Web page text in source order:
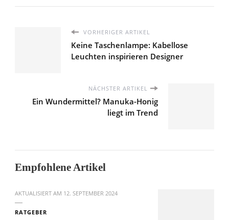
VORHERIGER ARTIKEL
Keine Taschenlampe: Kabellose
Leuchten inspirieren Designer
NÄCHSTER ARTIKEL
Ein Wundermittel? Manuka-Honig
liegt im Trend
Empfohlene Artikel
AKTUALISIERT AM 12. SEPTEMBER 2024
RATGEBER